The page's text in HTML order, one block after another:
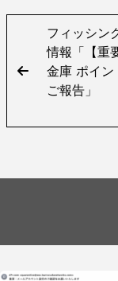
フィッシン
情報「【重
金庫 ポイン
ご報告」